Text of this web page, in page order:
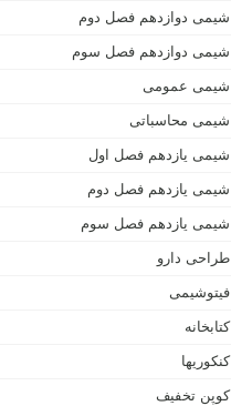
شیمی دوازدهم فصل دوم
شیمی دوازدهم فصل سوم
شیمی عمومی
شیمی محاسباتی
شیمی یازدهم فصل اول
شیمی یازدهم فصل دوم
شیمی یازدهم فصل سوم
طراحی دارو
فیتوشیمی
کتابخانه
کنکوریها
کوپن تخفیف